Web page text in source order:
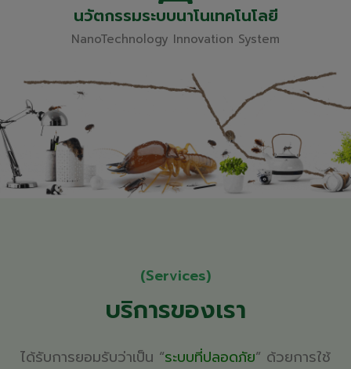
นวัตกรรมระบบนาโนเทคโนโลยี
NanoTechnology Innovation System
(Services)
บริการของเรา
ได้รับการยอมรับว่าเป็น “ระบบที่ปลอดภัย” ด้วยการใช้